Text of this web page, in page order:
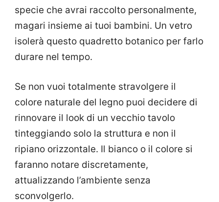
specie che avrai raccolto personalmente,
magari insieme ai tuoi bambini. Un vetro
isolerà questo quadretto botanico per farlo
durare nel tempo.
Se non vuoi totalmente stravolgere il
colore naturale del legno puoi decidere di
rinnovare il look di un vecchio tavolo
tinteggiando solo la struttura e non il
ripiano orizzontale. Il bianco o il colore si
faranno notare discretamente,
attualizzando l’ambiente senza
sconvolgerlo.